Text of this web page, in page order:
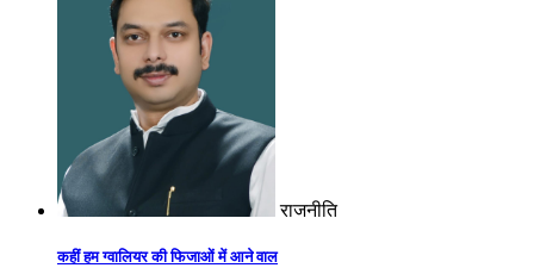
राजनीति
कहीं हम ग्वालियर की फिजाओं में आने वाल